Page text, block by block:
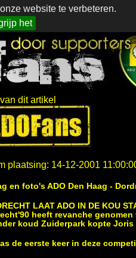
website te verbeteren.
het
dit artikel
plaatsing: 14-12-2001
en foto's ADO Den Haag -
LAAT ADO IN DE KOU
heeft revanche
koud Zuiderpark kopte
de eerste keer in deze